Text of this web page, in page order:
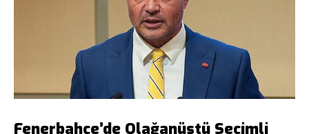
Fenerbahçe’de Olağanüstü Seçimli